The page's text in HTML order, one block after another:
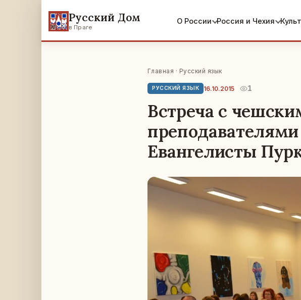
Русский Дом
в Праге
О России Россия и Чехия
Главная · Русский язык
РУССКИЙ ЯЗЫК 16.10.2015 1
Встреча с
Евангелисты